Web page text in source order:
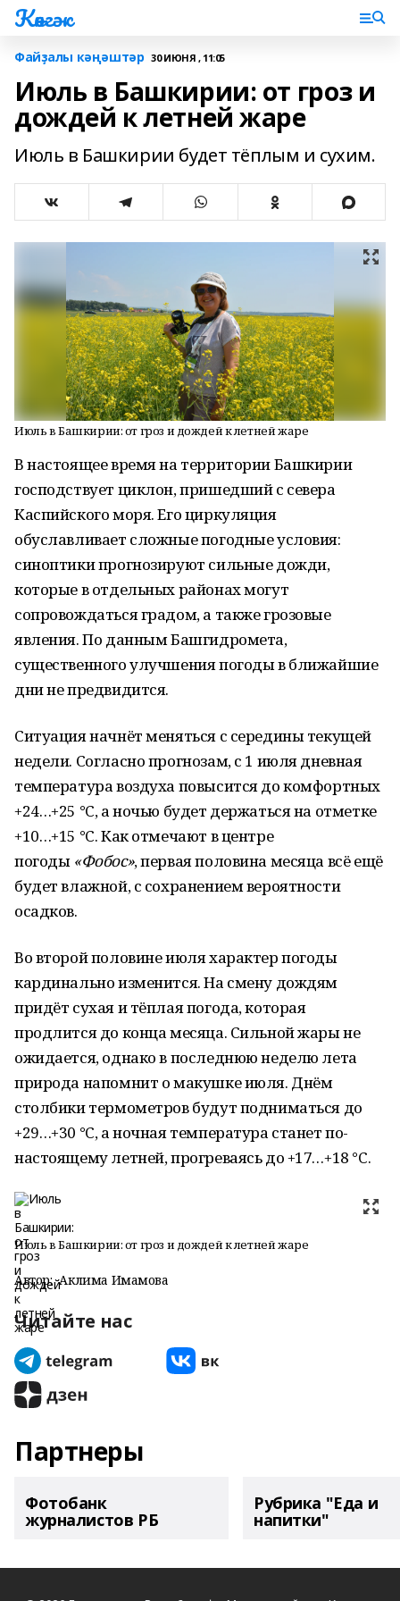
Көнгәк
Файҙалы кәңәштәр 30 ИЮНЯ , 11:05
Июль в Башкирии: от гроз и
дождей к летней жаре
Июль в Башкирии будет тёплым и сухим.
Июль в Башкирии: от гроз и дождей к летней жаре
В настоящее время на территории Башкирии
господствует циклон, пришедший с севера
Каспийского моря. Его циркуляция
обуславливает сложные погодные условия:
синоптики прогнозируют сильные дожди,
которые в отдельных районах могут
сопровождаться градом, а также грозовые
явления. По данным Башгидромета,
существенного улучшения погоды в ближайшие
дни не предвидится.
Ситуация начнёт меняться с середины текущей
недели. Согласно прогнозам, с 1 июля дневная
температура воздуха повысится до комфортных
+24…+25 °C, а ночью будет держаться на отметке
+10…+15 °C. Как отмечают в центре
погоды «Фобос», первая половина месяца всё ещё
будет влажной, с сохранением вероятности
осадков.
Во второй половине июля характер погоды
кардинально изменится. На смену дождям
придёт сухая и тёплая погода, которая
продлится до конца месяца. Сильной жары не
ожидается, однако в последнюю неделю лета
природа напомнит о макушке июля. Днём
столбики термометров будут подниматься до
+29…+30 °C, а ночная температура станет по-
настоящему летней, прогреваясь до +17…+18 °C.
Июль в Башкирии: от гроз и дождей к летней жаре
Автор: Аклима Имамова
Читайте нас
Партнеры
Фотобанк
журналистов РБ
Рубрика "Еда и
напитки"